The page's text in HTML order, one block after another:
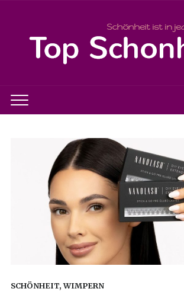
SCHÖNHEIT,WIMPERN